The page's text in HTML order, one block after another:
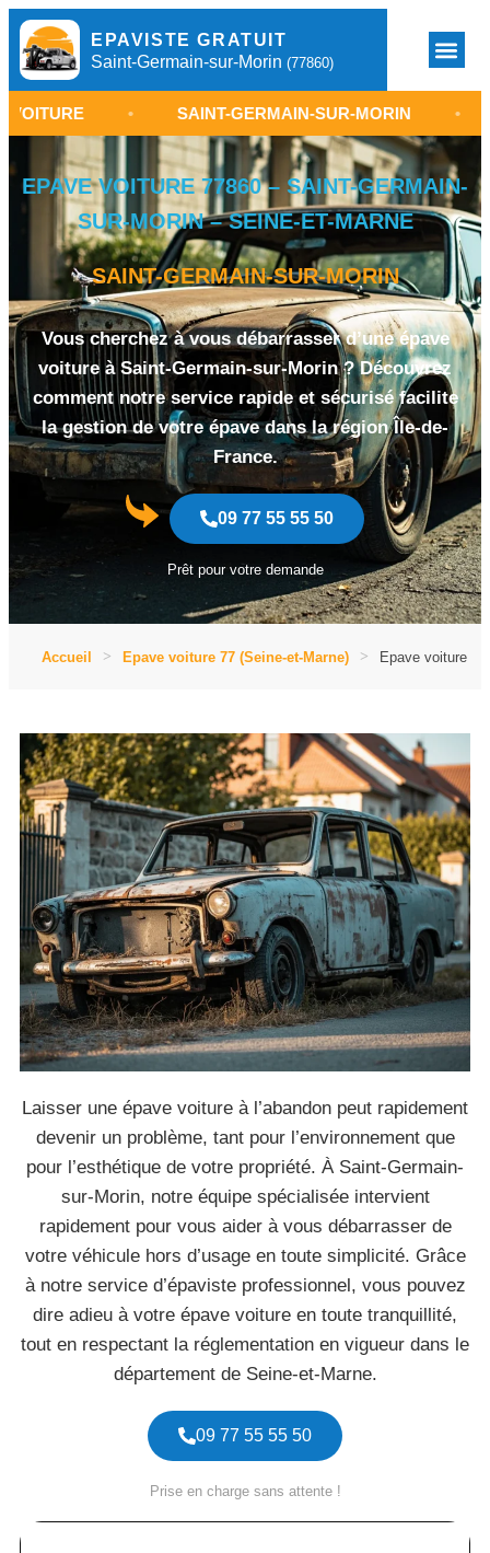
EPAVISTE GRATUIT
Saint-Germain-sur-Morin (77860)
• SAINT-GERMAIN-SUR-MORIN •
EPAVE VOITURE 77860 – SAINT-GERMAIN-
SUR-MORIN – SEINE-ET-MARNE
SAINT-GERMAIN-SUR-MORIN
Vous cherchez à vous débarrasser d’une épave
voiture à Saint-Germain-sur-Morin ? Découvrez
comment notre service rapide et sécurisé facilite
la gestion de votre épave dans la région Île-de-
France.
09 77 55 55 50
Prêt pour votre demande
Accueil Epave voiture 77 (Seine-et-Marne) Epave voiture
Laisser une épave voiture à l’abandon peut rapidement
devenir un problème, tant pour l’environnement que
pour l’esthétique de votre propriété. À Saint-Germain-
sur-Morin, notre équipe spécialisée intervient
rapidement pour vous aider à vous débarrasser de
votre véhicule hors d’usage en toute simplicité. Grâce
à notre service d’épaviste professionnel, vous pouvez
dire adieu à votre épave voiture en toute tranquillité,
tout en respectant la réglementation en vigueur dans le
département de Seine-et-Marne.
09 77 55 55 50
Prise en charge sans attente !